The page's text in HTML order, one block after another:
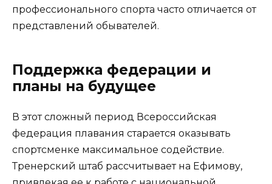
профессионального спорта часто отличается от
представлений обывателей.
Поддержка федерации и
планы на будущее
В этот сложный период Всероссийская
федерация плавания старается оказывать
спортсменке максимальное содействие.
Тренерский штаб рассчитывает на Ефимову,